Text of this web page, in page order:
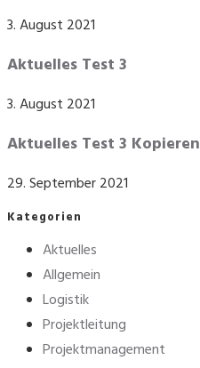
3. August 2021
Aktuelles Test 3
3. August 2021
Aktuelles Test 3 Kopieren
29. September 2021
Kategorien
Aktuelles
Allgemein
Logistik
Projektleitung
Projektmanagement